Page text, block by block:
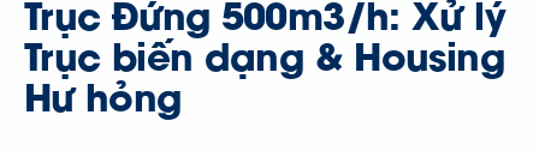
Trục Đứng 500m3/h: Xử lý
Trục biến dạng & Housing
Hư hỏng